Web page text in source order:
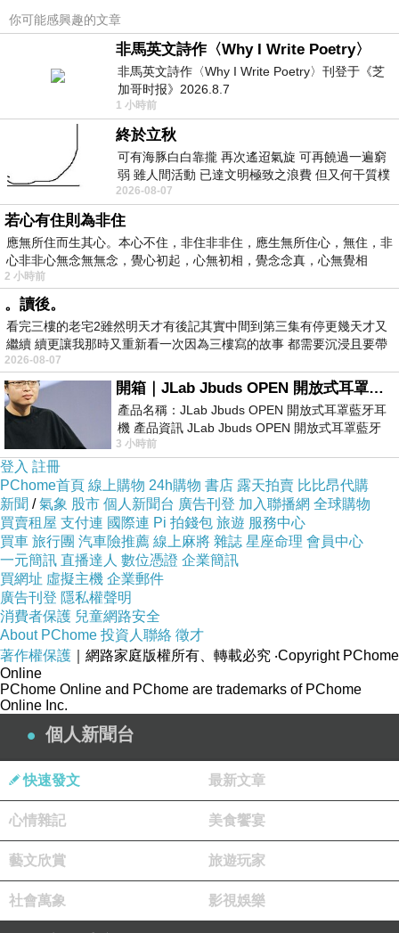
等到下午我事情忙完了 , 就立馬開著車子帶著之前
就準備好的待產包直奔醫院的待產房 , 對了~中間我
有順路去買了我女兒想吃的麥當勞和老婆想吃的乾
麵~哈哈 , 等我到了醫院之後 , 看到的就是底下這個
樣子~ 老婆正躺在病床上享受著打了催生之後的陣
痛 , 寶貝女兒則是很貼心的在旁邊陪著她~
不過她小鬼頭一看到我就說 , 肚子好餓喔~ 立馬抓
著我久久才讓她吃一次的快樂兒童餐~ 開開心心大
口吃了起來~
你可能感興趣的文章
非馬英文詩作〈Why I Write Poetry〉
非馬英文詩作〈Why I Write Poetry〉刊登于《芝
加哥时报》2026.8.7
1 小時前
終於立秋
可有海豚白白靠攏 再次遙迢氣旋 可再饒過一遍窮
弱 雖人間活動 已達文明極致之浪費 但又何干質樸
者 只能白白陪葬
2026-08-07
若心有住則為非住
應無所住而生其心。本心不住，非住非非住，應生無所住心，無住，非
心非非心無念無無念，覺心初起，心無初相，覺念念真，心無覺相
2 小時前
。讀後。
看完三樓的老宅2雖然明天才有後記其實中間到第三集有停更幾天才又
繼續 續更讓我那時又重新看一次因為三樓寫的故事 都需要沉浸且要帶
有
2026-08-07
開箱｜JLab Jbuds OPEN 開放式耳罩藍牙耳機 - 設計美學，輕巧、透氣、環境音全物理達成！
產品名稱：JLab Jbuds OPEN 開放式耳罩藍牙耳
機 產品資訊 JLab Jbuds OPEN 開放式耳罩藍牙
耳機評語：非常有特色，值得喜愛美型工
3 小時前
登入 註冊
PChome首頁 線上購物 24h購物 書店 露天拍賣 比比昂代購
新聞 /氣象 股市 個人新聞台 廣告刊登 加入聯播網 全球購物
買賣租屋 支付連 國際連 Pi 拍錢包 旅遊 服務中心
買車 旅行團 汽車險推薦 線上麻將 雜誌 星座命理 會員中心
一元簡訊 直播達人 數位憑證 企業簡訊
買網址 虛擬主機 企業郵件
廣告刊登 隱私權聲明
消費者保護 兒童網路安全
About PChome 投資人聯絡 徵才
著作權保護 ｜網路家庭版權所有、轉載必究 ‧Copyright PChome
Online
PChome Online and PChome are trademarks of PChome
Online Inc.
個人新聞台
快速發文 最新文章
心情雜記 美食饗宴
藝文欣賞 旅遊玩家
社會萬象 影視娛樂